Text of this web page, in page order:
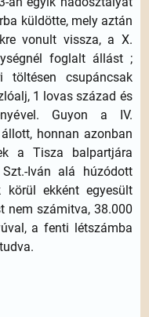
küldötte, mely aztán
vonult vissza, a X.
foglalt állást ;
töltésen csupáncsak
1 lovas század és
Guyon a IV.
honnan azonban
a Tisza balpartjára
Iván alá húzódott
körül ekként egyesült
nem számitva, 38.000
a fenti létszámba